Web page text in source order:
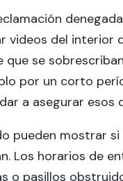
videos del interior
se
por un corto
a asegurar esos
pueden mostrar si
Los horarios de
o pasillos